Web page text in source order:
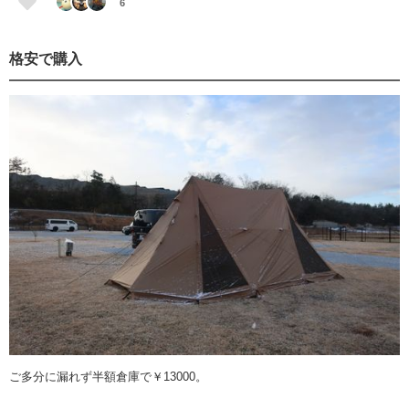
6
格安で購入
ご多分に漏れず半額倉庫で￥13000。